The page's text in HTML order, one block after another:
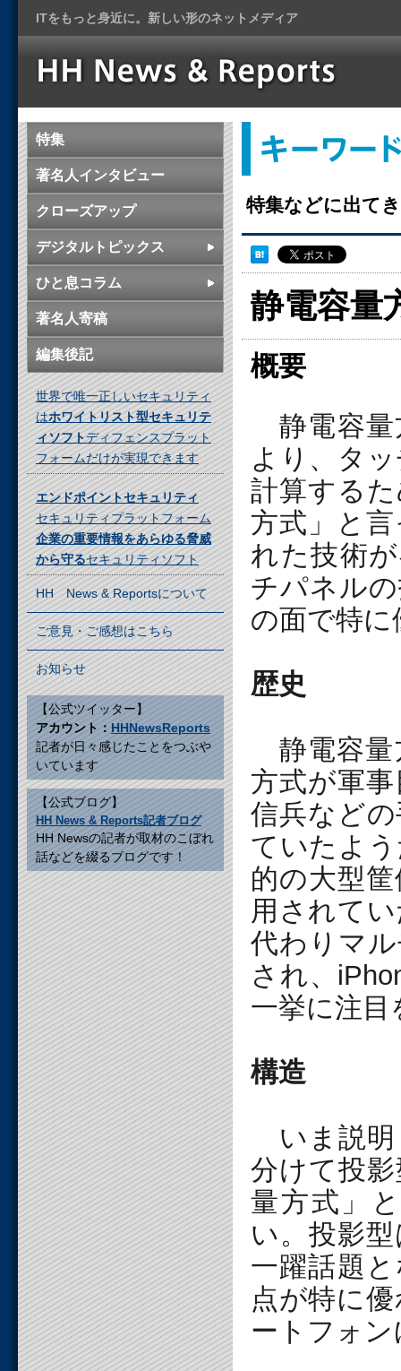
ITをもっと身近に。新しい形のネットメディア
特集
著名人インタビュー
クローズアップ
デジタルトピックス
ひと息コラム
著名人寄稿
編集後記
世界で唯一正しいセキュリティ
はホワイトリスト型セキュリテ
ィソフトディフェンスプラット
フォームだけが実現できます
エンドポイントセキュリティ
セキュリティプラットフォーム
企業の重要情報をあらゆる脅威
から守るセキュリティソフト
HH News & Reportsについて
ご意見・ご感想はこちら
お知らせ
【公式ツイッター】
アカウント： HHNewsReports
記者が日々感じたことをつぶや
いています
【公式ブログ】
HH News & Reports記者ブログ
HH Newsの記者が取材のこぼれ
話などを綴るブログです！
特集などに出て
静電容量
概要
静電容量
より、タ
計算する
方式」と
れた技術
チパネル
の面で特に
歴史
静電容量
方式が軍
信兵など
ていたよ
的の大型
用されて
代わりマ
され、
一挙に注
構造
いま説明
分けて投
量方式」
い。投影
一躍話題
点が特に
ートフォ